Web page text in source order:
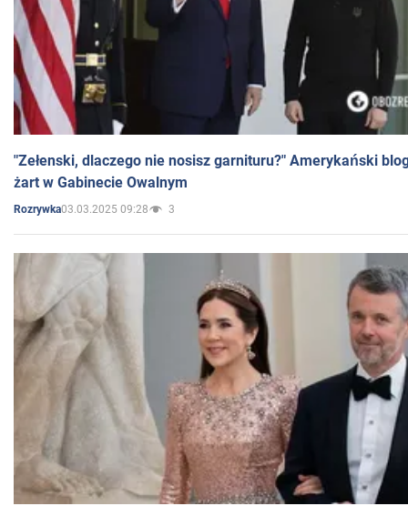
"Zełenski, dlaczego nie nosisz garnituru?" Amerykański
żart w Gabinecie Owalnym
Rozrywka03.03.2025 09:28 3